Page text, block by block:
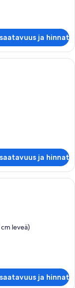
ja hinnat
jossa on suuri sänky,
ja hinnat
jossa on suuri sänky,
leveä)
ja hinnat